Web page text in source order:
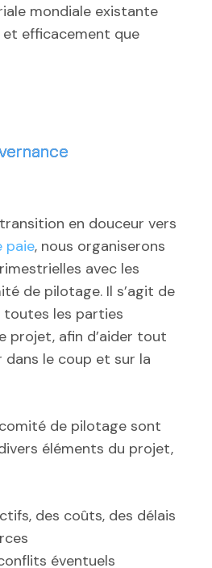
mondiale existante
efficacement que
en douceur vers
paie, nous organiserons
avec les
de pilotage. Il s’agit de
les parties
projet, afin d’aider tout
le coup et sur la
de pilotage sont
éléments du projet,
des coûts, des délais
éventuels